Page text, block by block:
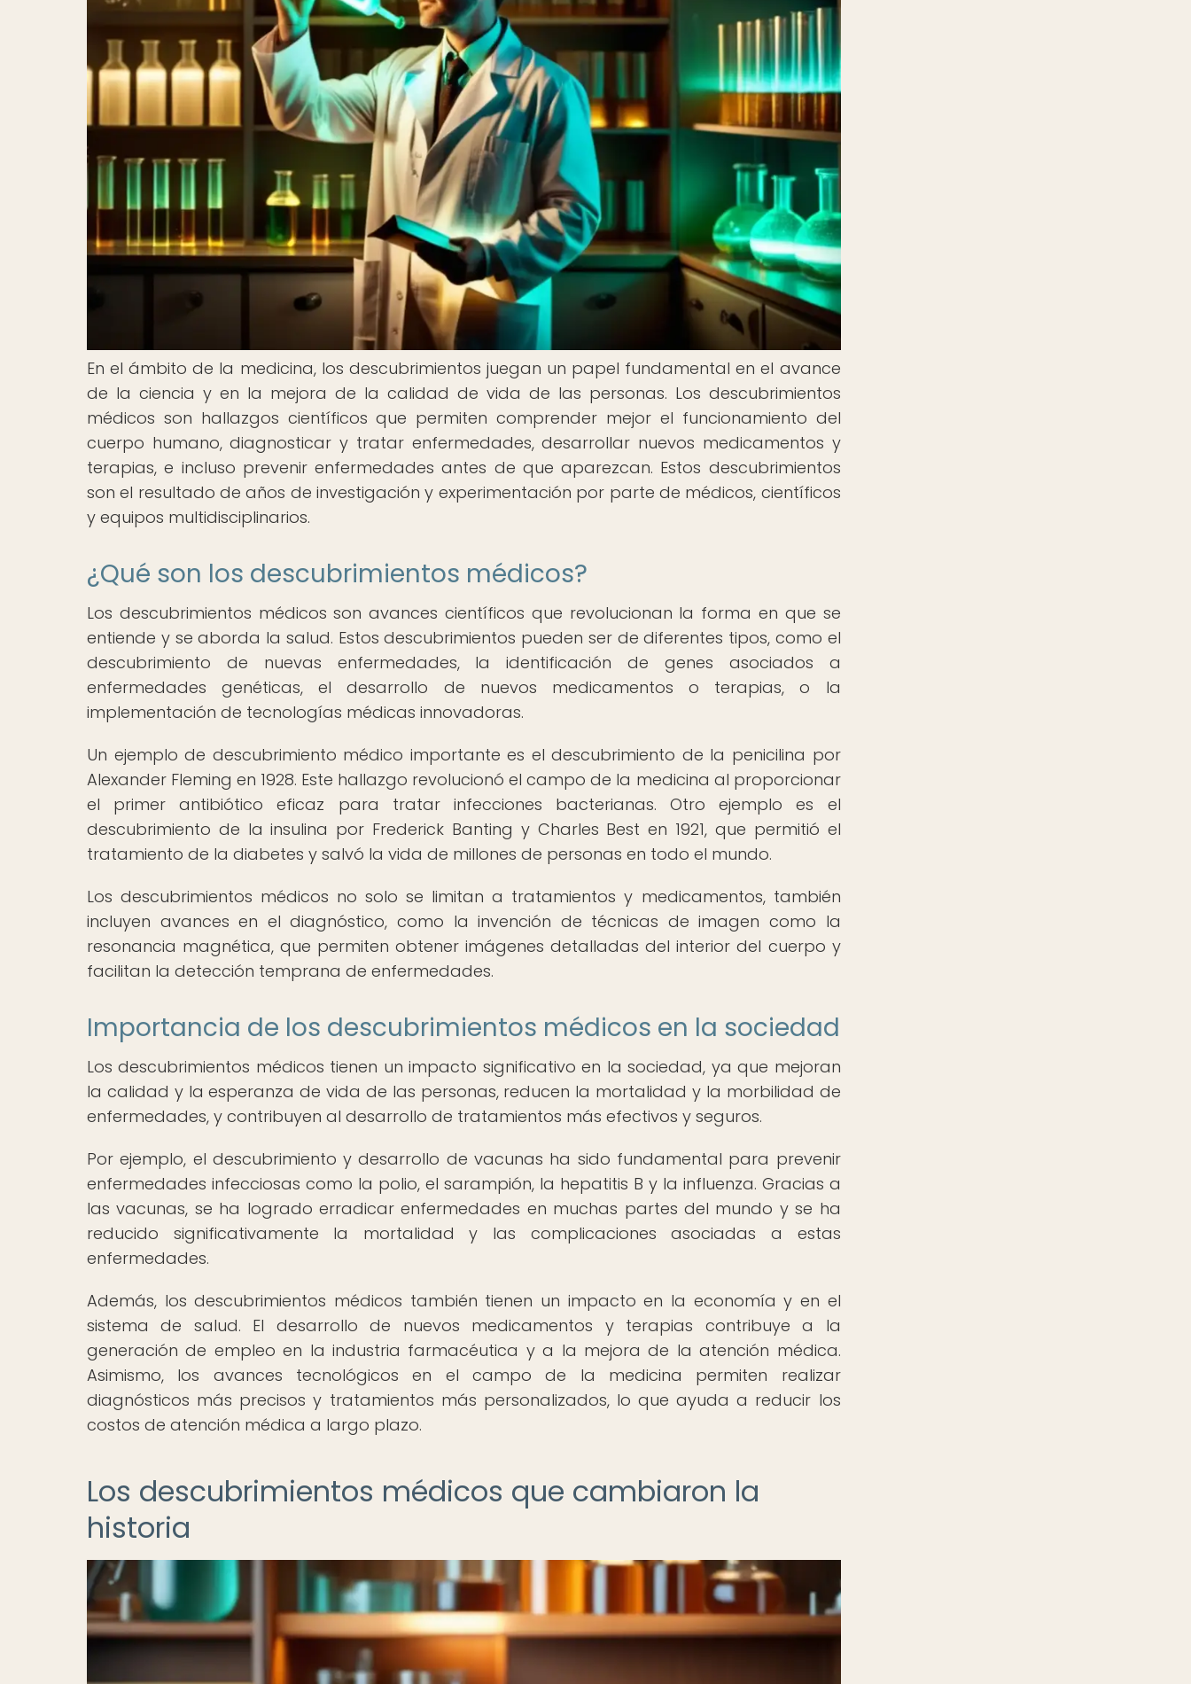
En el ámbito de la medicina, los descubrimientos juegan un papel fundamental en el avance
de la ciencia y en la mejora de la calidad de vida de las personas. Los descubrimientos
médicos son hallazgos científicos que permiten comprender mejor el funcionamiento del
cuerpo humano, diagnosticar y tratar enfermedades, desarrollar nuevos medicamentos y
terapias, e incluso prevenir enfermedades antes de que aparezcan. Estos descubrimientos
son el resultado de años de investigación y experimentación por parte de médicos, científicos
y equipos multidisciplinarios.
¿Qué son los descubrimientos médicos?
Los descubrimientos médicos son avances científicos que revolucionan la forma en que se
entiende y se aborda la salud. Estos descubrimientos pueden ser de diferentes tipos, como el
descubrimiento de nuevas enfermedades, la identificación de genes asociados a
enfermedades genéticas, el desarrollo de nuevos medicamentos o terapias, o la
implementación de tecnologías médicas innovadoras.
Un ejemplo de descubrimiento médico importante es el descubrimiento de la penicilina por
Alexander Fleming en 1928. Este hallazgo revolucionó el campo de la medicina al proporcionar
el primer antibiótico eficaz para tratar infecciones bacterianas. Otro ejemplo es el
descubrimiento de la insulina por Frederick Banting y Charles Best en 1921, que permitió el
tratamiento de la diabetes y salvó la vida de millones de personas en todo el mundo.
Los descubrimientos médicos no solo se limitan a tratamientos y medicamentos, también
incluyen avances en el diagnóstico, como la invención de técnicas de imagen como la
resonancia magnética, que permiten obtener imágenes detalladas del interior del cuerpo y
facilitan la detección temprana de enfermedades.
Importancia de los descubrimientos médicos en la sociedad
Los descubrimientos médicos tienen un impacto significativo en la sociedad, ya que mejoran
la calidad y la esperanza de vida de las personas, reducen la mortalidad y la morbilidad de
enfermedades, y contribuyen al desarrollo de tratamientos más efectivos y seguros.
Por ejemplo, el descubrimiento y desarrollo de vacunas ha sido fundamental para prevenir
enfermedades infecciosas como la polio, el sarampión, la hepatitis B y la influenza. Gracias a
las vacunas, se ha logrado erradicar enfermedades en muchas partes del mundo y se ha
reducido significativamente la mortalidad y las complicaciones asociadas a estas
enfermedades.
Además, los descubrimientos médicos también tienen un impacto en la economía y en el
sistema de salud. El desarrollo de nuevos medicamentos y terapias contribuye a la
generación de empleo en la industria farmacéutica y a la mejora de la atención médica.
Asimismo, los avances tecnológicos en el campo de la medicina permiten realizar
diagnósticos más precisos y tratamientos más personalizados, lo que ayuda a reducir los
costos de atención médica a largo plazo.
Los descubrimientos médicos que cambiaron la
historia